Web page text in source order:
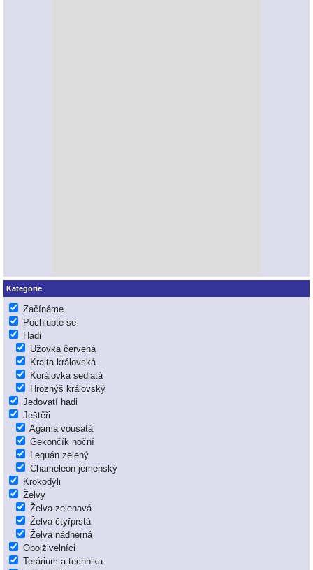
Kategorie
Začínáme
Pochlubte se
Hadi
Užovka červená
Krajta královská
Korálovka sedlatá
Hroznýš královský
Jedovatí hadi
Ještěři
Agama vousatá
Gekončík noční
Leguán zelený
Chameleon jemenský
Krokodýli
Želvy
Želva zelenavá
Želva čtyřprstá
Želva nádherná
Obojživelníci
Terárium a technika